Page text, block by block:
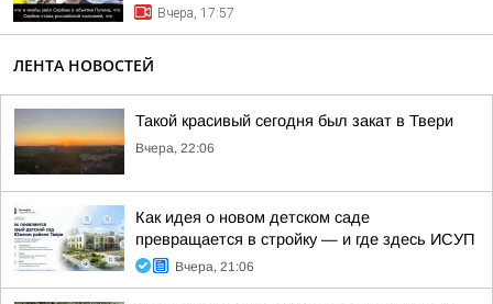
Вчера, 17:57
ЛЕНТА НОВОСТЕЙ
Такой красивый сегодня был закат в Твери
Вчера, 22:06
Как идея о новом детском саде
превращается в стройку — и где здесь ИСУП
Вчера, 21:06